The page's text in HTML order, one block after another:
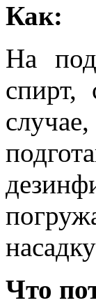
Как:
На
спирт,
Что